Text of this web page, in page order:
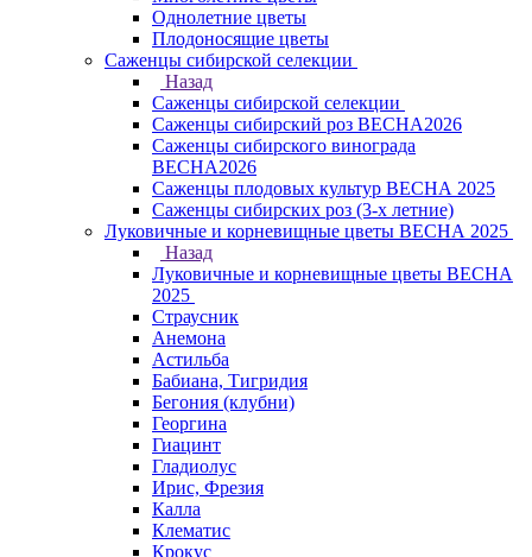
Однолетние цветы
Плодоносящие цветы
Саженцы сибирской селекции
Назад
Саженцы сибирской селекции
Саженцы сибирский роз ВЕСНА2026
Саженцы сибирского винограда
ВЕСНА2026
Саженцы плодовых культур ВЕСНА 2025
Саженцы сибирских роз (3-х летние)
Луковичные и корневищные цветы ВЕСНА 2025
Назад
Луковичные и корневищные цветы ВЕСНА
2025
Страусник
Анемона
Астильба
Бабиана, Тигридия
Бегония (клубни)
Георгина
Гиацинт
Гладиолус
Ирис, Фрезия
Калла
Клематис
Крокус